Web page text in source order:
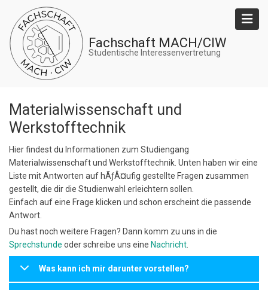
zum
Inhalt
Fachschaft MACH/CIW
Studentische Interessenvertretung
Materialwissenschaft und
Werkstofftechnik
Hier findest du Informationen zum Studiengang
Materialwissenschaft und Werkstofftechnik. Unten haben wir eine
Liste mit Antworten auf hÃƒÂ¤ufig gestellte Fragen zusammen
gestellt, die dir die Studienwahl erleichtern sollen.
Einfach auf eine Frage klicken und schon erscheint die passende
Antwort.
Du hast noch weitere Fragen? Dann komm zu uns in die
Sprechstunde oder schreibe uns eine Nachricht
Was kann ich mir darunter vorstellen?